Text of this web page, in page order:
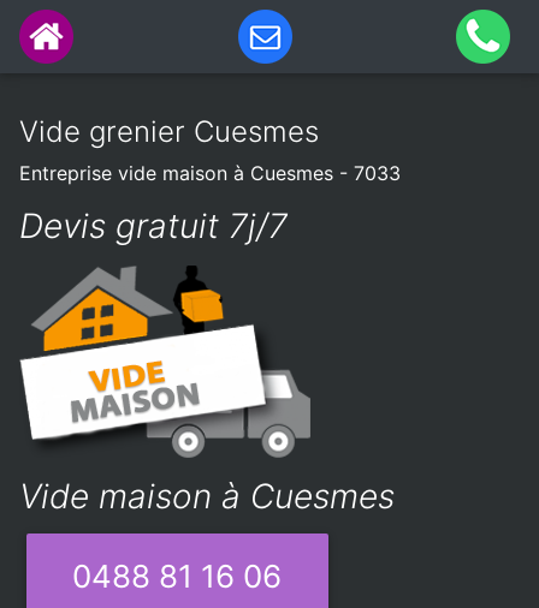
Vide grenier Cuesmes
Entreprise vide maison à Cuesmes - 7033
Devis gratuit 7j/7
Vide maison à Cuesmes
0488 81 16 06